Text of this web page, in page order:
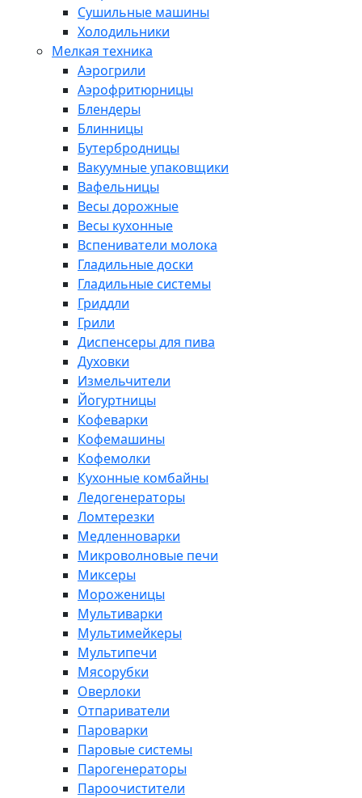
Сушильные машины
Холодильники
Мелкая техника
Аэрогрили
Аэрофритюрницы
Блендеры
Блинницы
Бутербродницы
Вакуумные упаковщики
Вафельницы
Весы дорожные
Весы кухонные
Вспениватели молока
Гладильные доски
Гладильные системы
Гриддли
Грили
Диспенсеры для пива
Духовки
Измельчители
Йогуртницы
Кофеварки
Кофемашины
Кофемолки
Кухонные комбайны
Ледогенераторы
Ломтерезки
Медленноварки
Микроволновые печи
Миксеры
Мороженицы
Мультиварки
Мультимейкеры
Мультипечи
Мясорубки
Оверлоки
Отпариватели
Пароварки
Паровые системы
Парогенераторы
Пароочистители